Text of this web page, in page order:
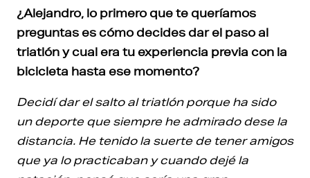
¿Alejandro, lo primero que te queríamos
preguntas es cómo decides dar el paso al
triatlón y cual era tu experiencia previa con la
bicicleta hasta ese momento?
Decidí dar el salto al triatlón porque ha sido
un deporte que siempre he admirado dese la
distancia. He tenido la suerte de tener amigos
que ya lo practicaban y cuando dejé la